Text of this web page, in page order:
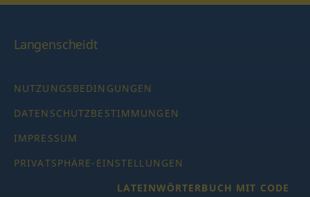
Langenscheidt
NUTZUNGSBEDINGUNGEN
DATENSCHUTZBESTIMMUNGEN
IMPRESSUM
PRIVATSPHÄRE-EINSTELLUNGEN
LATEINWÖRTERBUCH MIT CODE